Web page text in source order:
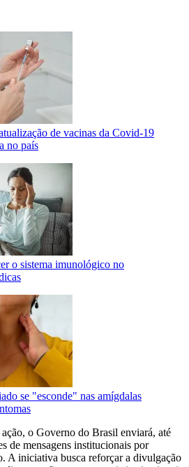
de vacinas da Covid-19
no país
o sistema imunológico no
se "esconde" nas amígdalas
o Governo do Brasil enviará, até
de mensagens institucionais por
A iniciativa busca reforçar a divulgação